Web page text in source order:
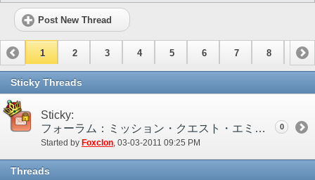
Post New Thread
1 2 3 4 5 6 7 8 9
10 11
Sticky Threads
Sticky:
フォーラム：ミッション・クエスト・エミネンス・レコード
Started by Foxclon‎, 03-03-2011 09:25 PM
0
Threads